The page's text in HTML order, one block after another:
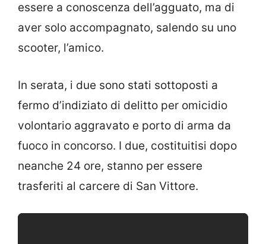
essere a conoscenza dell’agguato, ma di
aver solo accompagnato, salendo su uno
scooter, l’amico.
In serata, i due sono stati sottoposti a
fermo d’indiziato di delitto per omicidio
volontario aggravato e porto di arma da
fuoco in concorso. I due, costituitisi dopo
neanche 24 ore, stanno per essere
trasferiti al carcere di San Vittore.